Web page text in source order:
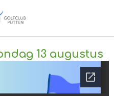
13 augustus